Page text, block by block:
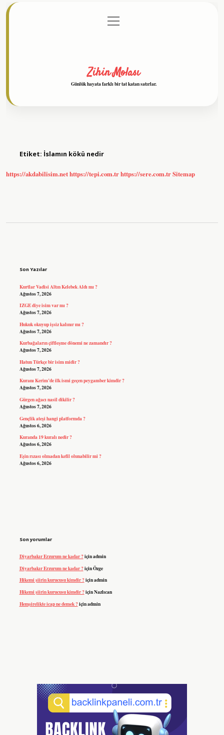
Gizlilik Politikası
menüyü
aç
Zihin Molası
Günlük hayata farklı bir tat katan satırlar.
Etiket: İslamın kökü nedir
https://akdabilisim.nethttps://tepi.com.trhttps://sere.com.trSitemap
Son Yazılar
Kurtlar Vadisi Altın Kelebek Aldı mı ?
Ağustos 7, 2026
IZGE diye isim var mı ?
Ağustos 7, 2026
Hukuk okuyup işsiz kalınır mı ?
Ağustos 7, 2026
Kurbağaların çiftleşme dönemi ne zamandır ?
Ağustos 7, 2026
Hatun Türkçe bir isim midir ?
Ağustos 7, 2026
Kuranı Kerim’de ilk ismi geçen peygamber kimdir ?
Ağustos 7, 2026
Gürgen ağacı nasil dikilir ?
Ağustos 7, 2026
Gençlik ateşi hangi platformda ?
Ağustos 6, 2026
Kuranda 19 kuralı nedir ?
Ağustos 6, 2026
Eşin rızası olmadan kefil olunabilir mi ?
Ağustos 6, 2026
Son yorumlar
Diyarbakır Erzurum ne kadar ?içinadmin
Diyarbakır Erzurum ne kadar ?içinÖzge
Hikemi şiirin kurucusu kimdir ?içinadmin
Hikemi şiirin kurucusu kimdir ?içinNazlıcan
Hemşirelikte icap ne demek ?içinadmin